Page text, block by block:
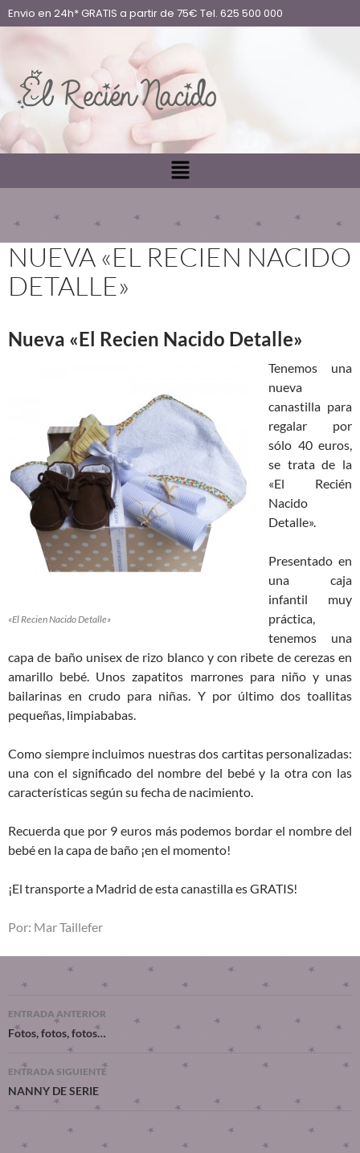
Envio en 24h* GRATIS a partir de 75€ Tel. 625 500 000
NUEVA «EL RECIEN NACIDO
DETALLE»
Nueva «El Recien Nacido Detalle»
«El Recien Nacido Detalle»
Tenemos una
nueva
canastilla para
regalar por
sólo 40 euros,
se trata de la
«El Recién
Nacido
Detalle».
Presentado en
una caja
infantil muy
práctica,
tenemos una
capa de baño unisex de rizo blanco y con ribete de cerezas en
amarillo bebé. Unos zapatitos marrones para niño y unas
bailarinas en crudo para niñas. Y por último dos toallitas
pequeñas, limpiababas.
Como siempre incluimos nuestras dos cartitas personalizadas:
una con el significado del nombre del bebé y la otra con las
características según su fecha de nacimiento.
Recuerda que por 9 euros más podemos bordar el nombre del
bebé en la capa de baño ¡en el momento!
¡El transporte a Madrid de esta canastilla es GRATIS!
Por: Mar Taillefer
ENTRADA ANTERIOR
Fotos, fotos, fotos…
ENTRADA SIGUIENTE
NANNY DE SERIE